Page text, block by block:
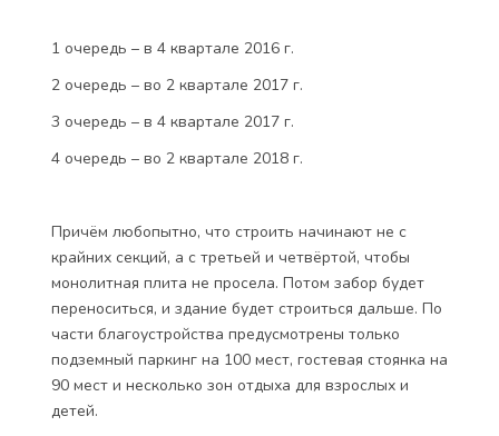
1 очередь – в 4 квартале 2016 г.
2 очередь – во 2 квартале 2017 г.
3 очередь – в 4 квартале 2017 г.
4 очередь – во 2 квартале 2018 г.
Причём любопытно, что строить начинают не с
крайних секций, а с третьей и четвёртой, чтобы
монолитная плита не просела. Потом забор будет
переноситься, и здание будет строиться дальше. По
части благоустройства предусмотрены только
подземный паркинг на 100 мест, гостевая стоянка на
90 мест и несколько зон отдыха для взрослых и
детей.